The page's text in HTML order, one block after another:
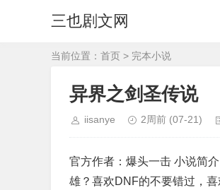
三也剧文网
当前位置： 首页 > 完本小说
异界之剑圣传说
iisanye 2周前 (07-21)
官方作者：爆头一击 小说简
雄？喜欢DNF的不要错过，喜